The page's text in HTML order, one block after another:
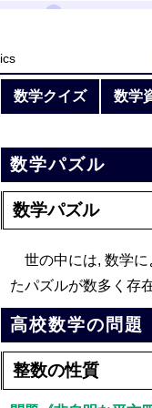
数学クイズ 数学
数学パズル
数学パズル
世の中には, 数学に
たパズルが数多く存
高校数学の問題
整数の性質